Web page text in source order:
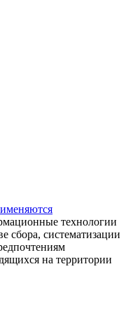
технологии
сбора, систематизации
на территории